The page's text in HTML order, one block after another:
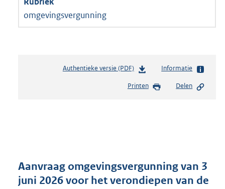
omgevingsvergunning
Authentieke versie (PDF)b
s
r
o
o
Informatie
Printen Delen
Aanvraag omgevingsvergunning van 3
juni 2026 voor het verondiepen van de